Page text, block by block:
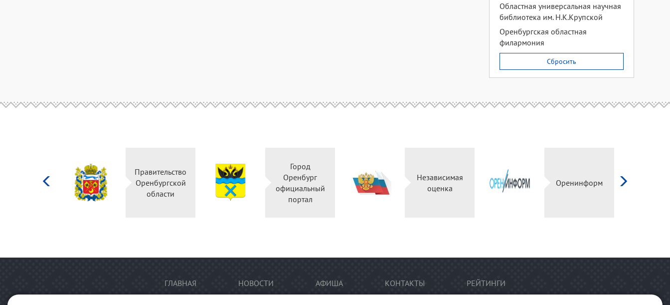
Областная универсальная научная
библиотека им. Н.К.Крупской
Оренбургская областная
филармония
Сбросить
Правительство
Оренбургской
области
Город
Оренбург
официальный
портал
Независимая
оценка
Оренинформ
ГЛАВНАЯ НОВОСТИ АФИША КОНТАКТЫ РЕЙТИНГИ